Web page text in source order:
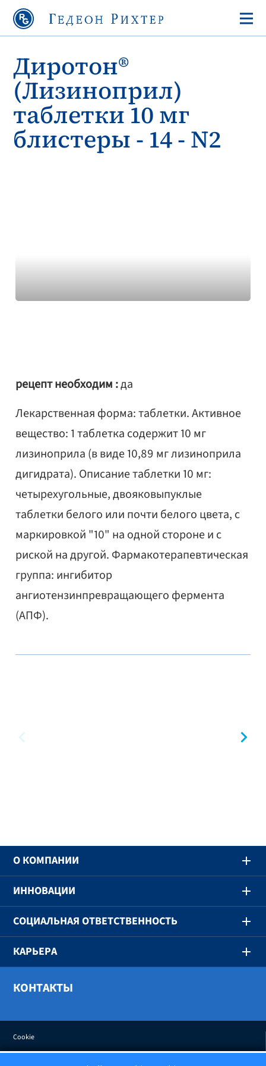
Диротон®
(Лизиноприл)
таблетки 10 мг
блистеры - 14 - N2
рецепт необходим :да
Лекарственная форма: таблетки. Активное
вещество: 1 таблетка содержит 10 мг
лизиноприла (в виде 10,89 мг лизиноприла
дигидрата). Описание таблетки 10 мг:
четырехугольные, двояковыпуклые
таблетки белого или почти белого цвета, с
маркировкой "10" на одной стороне и с
риской на другой. Фармакотерапевтическая
группа: ингибитор
ангиотензинпревращающего фермента
(АПФ).
предыдущий
O КОМПАНИИ
ИННОВАЦИИ
СОЦИАЛЬНАЯ ОТВЕТСТВЕННОСТЬ
КАРЬЕРА
КОНТАКТЫ
Cookie